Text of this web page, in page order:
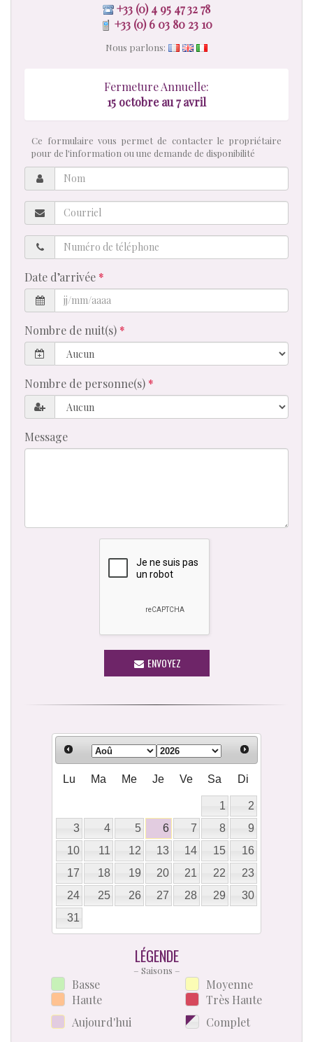
+33 (0) 4 95 47 32 78
+33 (0) 6 03 80 23 10
Nous parlons:
Fermeture Annuelle:
15 octobre au 7 avril
Ce formulaire vous permet de contacter le propriétaire
pour de l'information ou une demande de disponibilité
Nom
Courriel
Numéro
de
téléphone
Date d’arrivée
Nombre de nuit(s)
Nombre de personne(s)
Message
ENVOYEZ
Lu Ma Me Je Ve Sa Di
1
2
3
4 5 6 7 8
9
10
11 12 13 14 15
16
17
18 19 20 21 22
23
24
25 26 27 28 29
30
31
LÉGENDE
– Saisons –
Basse
Haute
Aujourd'hui
Moyenne
Très Haute
Complet